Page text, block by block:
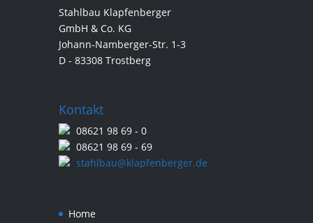
Stahlbau Klapfenberger
GmbH & Co. KG
Johann-Namberger-Str. 1-3
D - 83308 Trostberg
Kontakt
08621 98 69 - 0
08621 98 69 - 69
stahlbau@klapfenberger.de
Home